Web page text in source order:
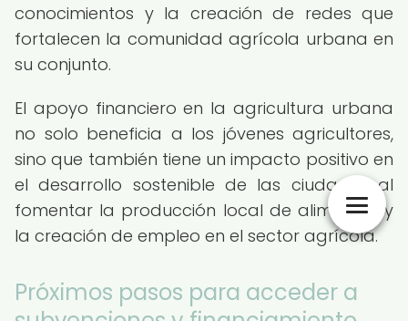
conocimientos y la creación de redes que
fortalecen la comunidad agrícola urbana en
su conjunto.
El apoyo financiero en la agricultura urbana
no solo beneficia a los jóvenes agricultores,
sino que también tiene un impacto positivo en
el desarrollo sostenible de las ciudades al
fomentar la producción local de alimentos y
la creación de empleo en el sector agrícola.
Próximos pasos para acceder a